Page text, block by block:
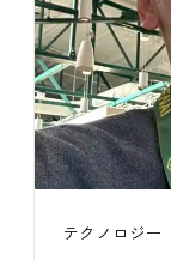
テクノロジー